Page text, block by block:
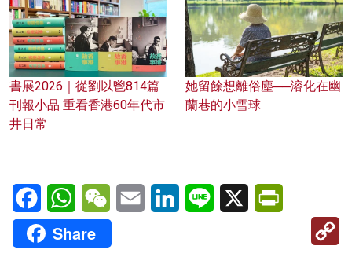
書展2026｜從劉以鬯814篇
刊報小品 重看香港60年代市
井日常
她留餘想離俗塵──溶化在幽
蘭巷的小雪球
FacebookWhatsAppWeChatEmail LinkedInLine X
Share